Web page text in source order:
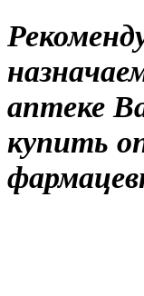
аптеке
купить